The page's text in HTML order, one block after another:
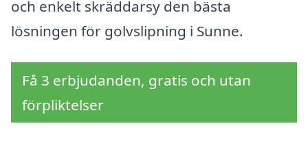
och enkelt skräddarsy den bästa
lösningen för golvslipning i Sunne.
Få 3 erbjudanden, gratis och utan
förpliktelser